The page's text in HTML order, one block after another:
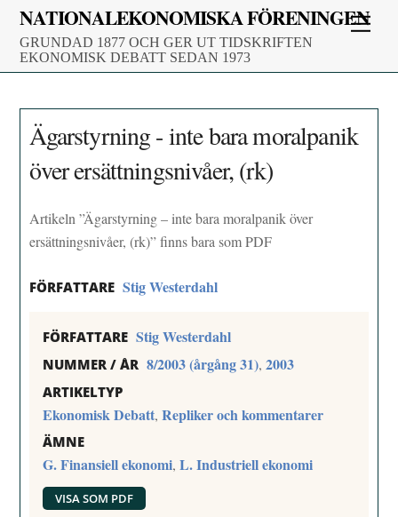
Skip
content
NATIONALEKONOMISKA FÖRENINGEN
GRUNDAD 1877 OCH GER UT TIDSKRIFTEN
EKONOMISK DEBATT SEDAN 1973
Ägarstyrning - inte bara moralpanik
över ersättningsnivåer, (rk)
Artikeln ”Ägarstyrning – inte bara moralpanik över
ersättningsnivåer, (rk)” finns bara som PDF
FÖRFATTARE Stig Westerdahl
FÖRFATTARE Stig Westerdahl
NUMMER / ÅR 8/2003 (årgång 31),2003
ARTIKELTYP
Ekonomisk Debatt,Repliker och kommentarer
ÄMNE
G. Finansiell ekonomi,L. Industriell ekonomi
VISA SOM PDF